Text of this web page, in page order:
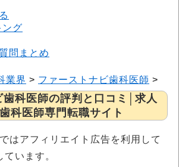
グ
問まとめ
業界 > ファーストナビ歯科医師 >
科医師の評判と口コミ│求人
科医師専門転職サイト
はアフィリエイト広告を利用して
います。